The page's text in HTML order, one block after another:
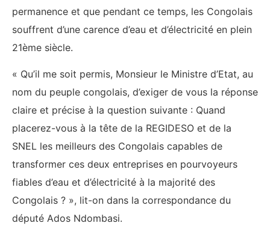
permanence et que pendant ce temps, les Congolais
souffrent d’une carence d’eau et d’électricité en plein
21ème siècle.
« Qu’il me soit permis, Monsieur le Ministre d’Etat, au
nom du peuple congolais, d’exiger de vous la réponse
claire et précise à la question suivante : Quand
placerez-vous à la tête de la REGIDESO et de la
SNEL les meilleurs des Congolais capables de
transformer ces deux entreprises en pourvoyeurs
fiables d’eau et d’électricité à la majorité des
Congolais ? », lit-on dans la correspondance du
député Ados Ndombasi.